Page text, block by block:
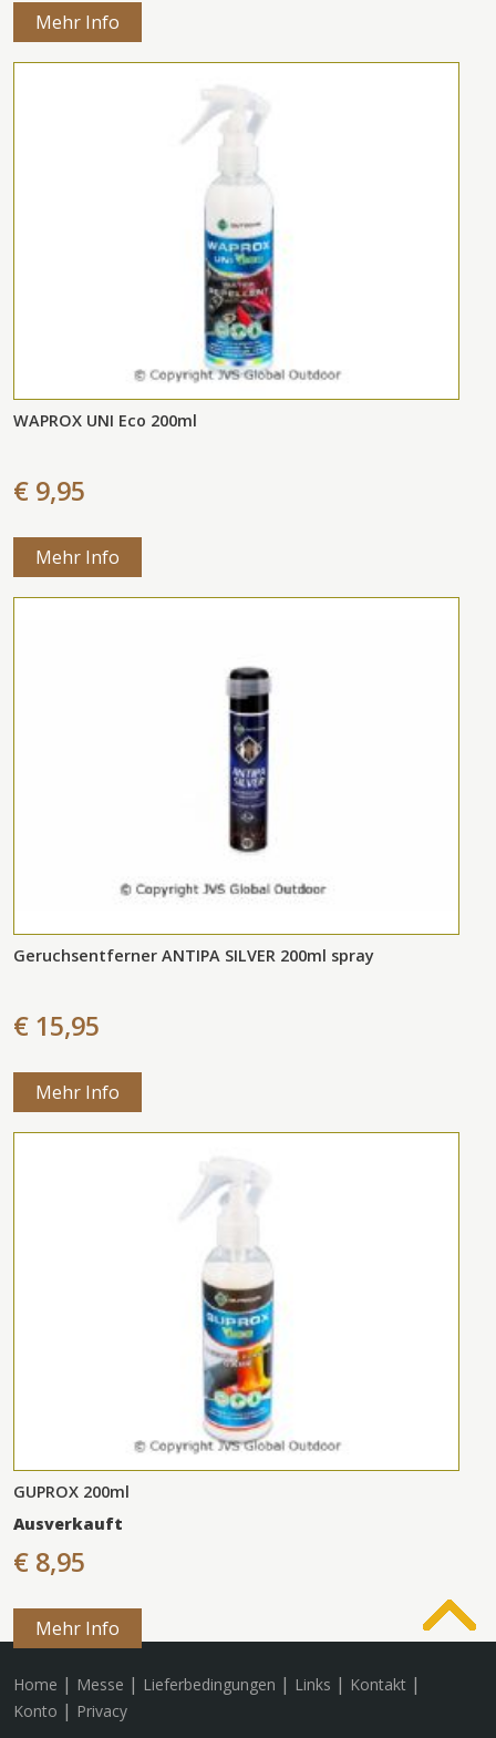
Mehr Info
WAPROX UNI Eco 200ml
€ 9,95
Mehr Info
Geruchsentferner ANTIPA SILVER 200ml spray
€ 15,95
Mehr Info
GUPROX 200ml
Ausverkauft
€ 8,95
Mehr Info
Home | Messe | Lieferbedingungen | Links | Kontakt |
Konto | Privacy